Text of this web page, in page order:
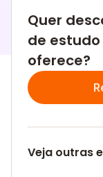
Quer
de
oferece?
Veja outras